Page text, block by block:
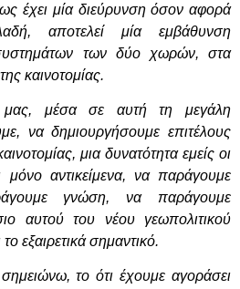
έχει μία διεύρυνση όσον αφορά
αποτελεί μία εμβάθυνση
των δύο χωρών, στα
καινοτομίας.
μας, μέσα σε αυτή τη μεγάλη
να δημιουργήσουμε επιτέλους
μια δυνατότητα εμείς οι
μόνο αντικείμενα, να παράγουμε
γνώση, να παράγουμε
αυτού του νέου γεωπολιτικού
εξαιρετικά σημαντικό.
το ότι έχουμε αγοράσει